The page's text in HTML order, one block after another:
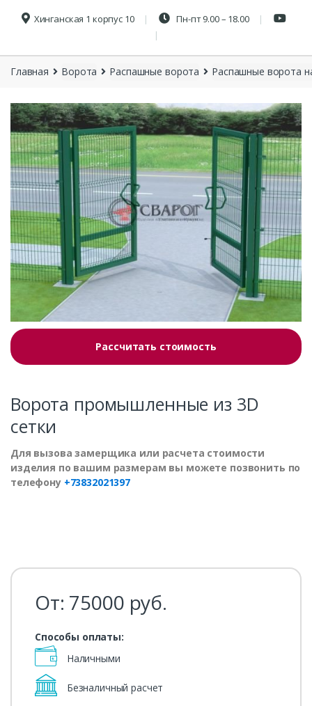
Хинганская 1 корпус 10 Пн-пт 9.00 – 18.00
Главная Ворота Распашные ворота Распашные ворота
Рассчитать стоимость
Ворота промышленные из 3D
сетки
Для вызова замерщика или расчета стоимости
изделия по вашим размерам вы можете позвонить по
телефону +73832021397
От: 75000 руб.
Способы оплаты:
Наличными
Безналичный расчет